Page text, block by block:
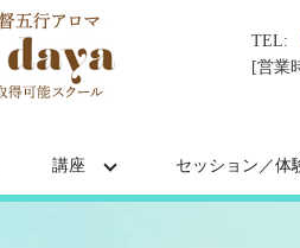
TEL:
[営業
講座 セッション／体